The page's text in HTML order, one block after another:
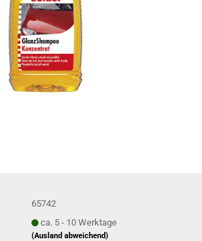
65742
ca. 5 - 10 Werktage
(Ausland abweichend)